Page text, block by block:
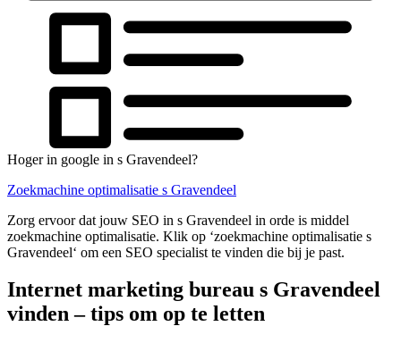
Hoger in google in s Gravendeel?
Zoekmachine optimalisatie s Gravendeel
Zorg ervoor dat jouw SEO in s Gravendeel in orde is middel
zoekmachine optimalisatie. Klik op ‘zoekmachine optimalisatie s
Gravendeel‘ om een SEO specialist te vinden die bij je past.
Internet marketing bureau s Gravendeel
vinden – tips om op te letten